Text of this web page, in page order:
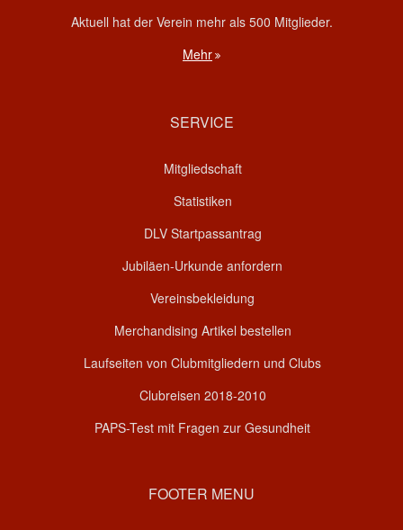
Aktuell hat der Verein mehr als 500 Mitglieder.
Mehr
SERVICE
Mitgliedschaft
Statistiken
DLV Startpassantrag
Jubiläen-Urkunde anfordern
Vereinsbekleidung
Merchandising Artikel bestellen
Laufseiten von Clubmitgliedern und Clubs
Clubreisen 2018-2010
PAPS-Test mit Fragen zur Gesundheit
FOOTER MENU